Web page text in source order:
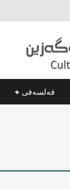
فه‌لسه‌فی